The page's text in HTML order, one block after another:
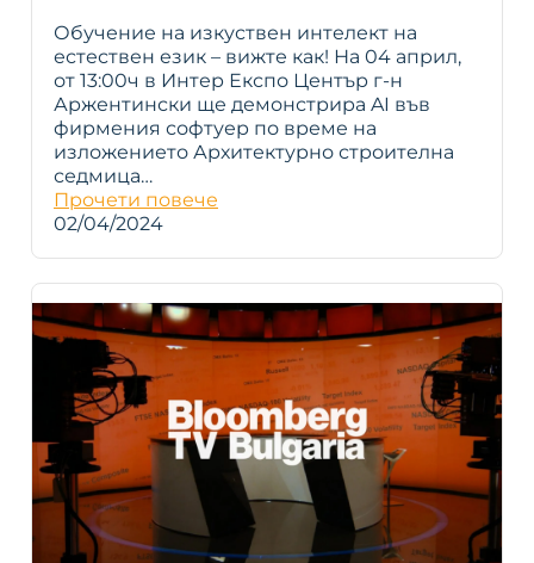
Обучение на изкуствен интелект на
естествен език – вижте как! На 04 април,
от 13:00ч в Интер Експо Център г-н
Аржентински ще демонстрира AI във
фирмения софтуер по време на
изложението Архитектурно строителна
седмица…
Прочети повече
02/04/2024